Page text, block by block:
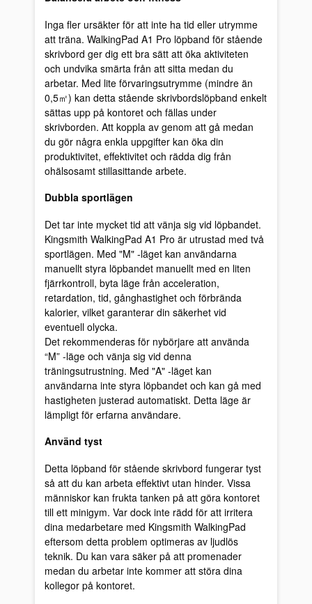
Inga fler ursäkter för att inte ha tid eller utrymme
att träna. WalkingPad A1 Pro löpband för stående
skrivbord ger dig ett bra sätt att öka aktiviteten
och undvika smärta från att sitta medan du
arbetar. Med lite förvaringsutrymme (mindre än
0,5㎡) kan detta stående skrivbordslöpband enkelt
sättas upp på kontoret och fällas under
skrivborden. Att koppla av genom att gå medan
du gör några enkla uppgifter kan öka din
produktivitet, effektivitet och rädda dig från
ohälsosamt stillasittande arbete.
Dubbla sportlägen
Det tar inte mycket tid att vänja sig vid löpbandet.
Kingsmith WalkingPad A1 Pro är utrustad med två
sportlägen. Med "M" -läget kan användarna
manuellt styra löpbandet manuellt med en liten
fjärrkontroll, byta läge från acceleration,
retardation, tid, gånghastighet och förbrända
kalorier, vilket garanterar din säkerhet vid
eventuell olycka.
Det rekommenderas för nybörjare att använda
“M” -läge och vänja sig vid denna
träningsutrustning. Med "A" -läget kan
användarna inte styra löpbandet och kan gå med
hastigheten justerad automatiskt. Detta läge är
lämpligt för erfarna användare.
Använd tyst
Detta löpband för stående skrivbord fungerar tyst
så att du kan arbeta effektivt utan hinder. Vissa
människor kan frukta tanken på att göra kontoret
till ett minigym. Var dock inte rädd för att irritera
dina medarbetare med Kingsmith WalkingPad
eftersom detta problem optimeras av ljudlös
teknik. Du kan vara säker på att promenader
medan du arbetar inte kommer att störa dina
kollegor på kontoret.